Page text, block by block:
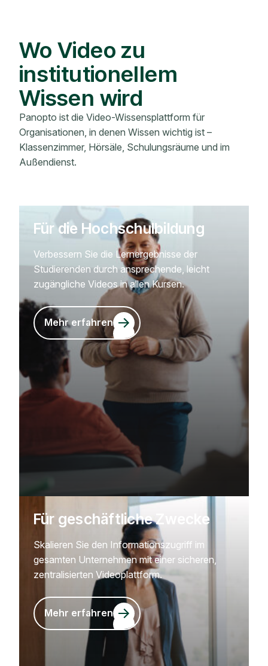
Wo Video zu
institutionellem
Wissen wird
Panopto ist die Video-Wissensplattform für
Organisationen, in denen Wissen wichtig ist –
Klassenzimmer, Hörsäle, Schulungsräume und im
Außendienst.
Für die Hochschulbildung
Verbessern Sie die Lernergebnisse der
Studierenden durch ansprechende, leicht
zugängliche Videos in allen Kursen.
Mehr erfahren
Für geschäftliche Zwecke
Skalieren Sie den Informationszugriff im
gesamten Unternehmen mit einer sicheren,
zentralisierten Videoplattform.
Mehr erfahren